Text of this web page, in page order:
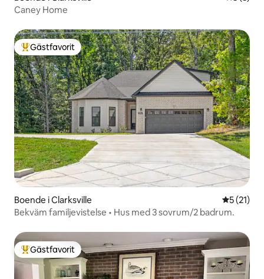
Caney Home
Populär gästfavorit
Gästfavorit
Boende i Clarksville 5 av 5 i
5 (21)
Bekväm familjevistelse • Hus med 3 sovrum/2 badrum.
Populär gästfavorit
Gästfavorit